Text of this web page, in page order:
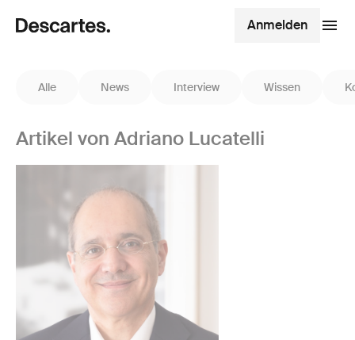
Anmelden
Alle News Interview Wissen
Artikel von Adriano Lucatelli